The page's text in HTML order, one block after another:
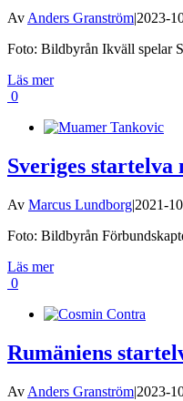
AvAnders Granström|2023-
Foto: Bildbyrån Ikväll spelar
Läs mer
0
Sveriges startelva
Av Marcus Lundborg|2021-
Foto: Bildbyrån
Läs mer
0
Rumäniens
Av Anders Granström|2023-